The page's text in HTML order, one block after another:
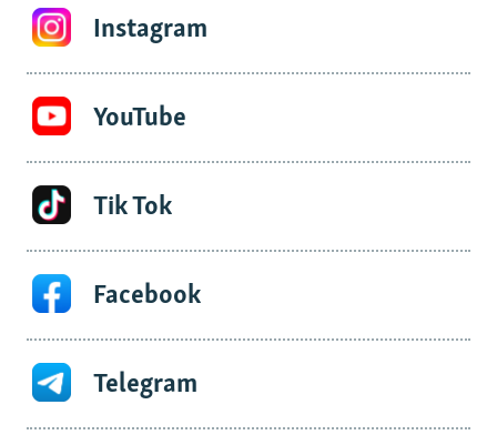
Instagram
YouTube
Tik Tok
Facebook
Telegram